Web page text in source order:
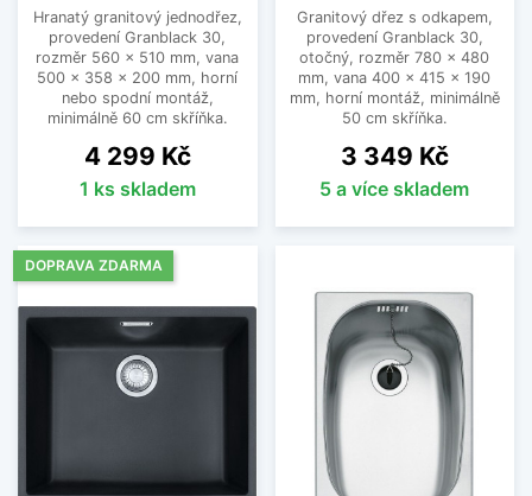
Hranatý granitový jednodřez,
provedení Granblack 30,
rozměr 560 x 510 mm, vana
500 x 358 x 200 mm, horní
nebo spodní montáž,
minimálně 60 cm skříňka.
Cena
4 299 Kč
1 ks skladem
Granitový dřez s odkapem,
provedení Granblack 30,
otočný, rozměr 780 x 480
mm, vana 400 x 415 x 190
mm, horní montáž, minimálně
50 cm skříňka.
Cena
3 349 Kč
5 a více skladem
DOPRAVA ZDARMA